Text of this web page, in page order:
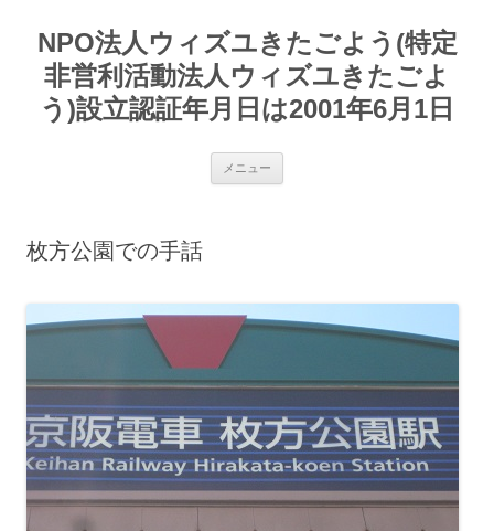
テ
ンNPO法人ウィズユきたごよう(特定
非営利活動法人ウィズユきたごよ
う)設立認証年月日は2001年6月1日
メニュー
枚方公園での手話